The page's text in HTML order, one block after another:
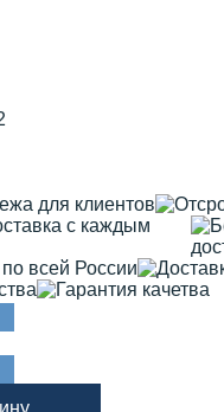
для клиентов
с каждым
всей России